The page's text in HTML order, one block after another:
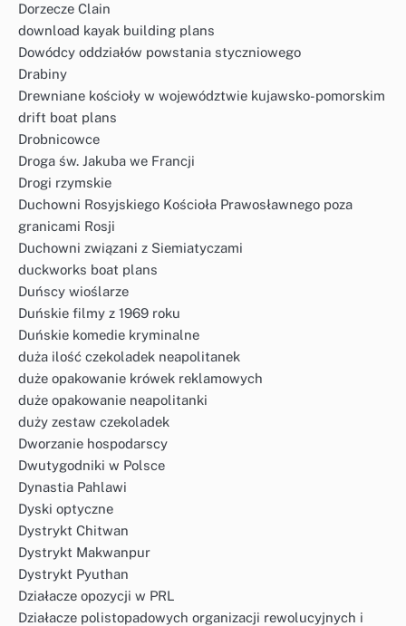
Dorzecze Clain
download kayak building plans
Dowódcy oddziałów powstania styczniowego
Drabiny
Drewniane kościoły w województwie kujawsko-pomorskim
drift boat plans
Drobnicowce
Droga św. Jakuba we Francji
Drogi rzymskie
Duchowni Rosyjskiego Kościoła Prawosławnego poza
granicami Rosji
Duchowni związani z Siemiatyczami
duckworks boat plans
Duńscy wioślarze
Duńskie filmy z 1969 roku
Duńskie komedie kryminalne
duża ilość czekoladek neapolitanek
duże opakowanie krówek reklamowych
duże opakowanie neapolitanki
duży zestaw czekoladek
Dworzanie hospodarscy
Dwutygodniki w Polsce
Dynastia Pahlawi
Dyski optyczne
Dystrykt Chitwan
Dystrykt Makwanpur
Dystrykt Pyuthan
Działacze opozycji w PRL
Działacze polistopadowych organizacji rewolucyjnych i